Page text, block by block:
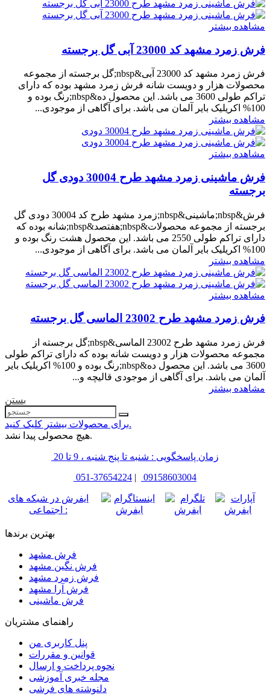
مشاهده بیشتر
فرش زمرد مشهد کد 23000 آبی گل برجسته
فرش زمرد مشهد کد 23000 آبی&nbsp;گل برجسته از مجموعه
محصولات هزار و دویست شانه فرش زمرد مشهد بوده که دارای
تراکم طولی 3600 می باشد. این محصول ده&nbsp;رنگ بوده و
100% اکریلیک بایر آلمان می باشد. برای آگاهی از موجودی...
مشاهده بیشتر
مشاهده بیشتر
فرش ماشینی زمرد مشهد طرح 30004 دودی گل
برجسته
فرش&nbsp;ماشینی&nbsp;زمرد مشهد طرح کد 30004 دودی گل
برجسته از مجموعه محصولات&nbsp;هفتصد&nbsp;شانه بوده که
دارای تراکم طولی 2550 می باشد. این محصول هشت رنگ بوده و
100% اکریلیک بایر آلمان می باشد. برای آگاهی از موجودی...
مشاهده بیشتر
مشاهده بیشتر
فرش زمرد مشهد طرح 23002 الماسی گل برجسته
فرش زمرد مشهد طرح 23002 الماسی&nbsp;گل برجسته از
مجموعه محصولات هزار و دویست شانه بوده که دارای تراکم طولی
3600 می باشد. این محصول ده&nbsp;رنگ بوده و 100% اکریلیک بایر
آلمان می باشد. برای آگاهی از موجودی قالیچه و...
مشاهده بیشتر
بستن
برای محصولات بیشتر کلیک کنید.
هیچ محصولی پیدا نشد.
زمان پاسخگویی : شنبه تا پنج شنبه ، 9 تا 20
051-37654224 | 09158603004
ایفرش در شبکه های
اجتماعی :
بهترین برندها
فرش مشهد
فرش نگین مشهد
فرش زمرد مشهد
فرش آرا مشهد
فرش ماشینی
راهنمای مشتریان
پنل کاربری من
قوانین و مقررات
نحوه پرداخت و ارسال
مجله خبری آموزشی
دلنوشته های فرشی